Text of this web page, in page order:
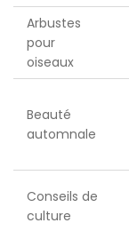
Arbustes
pour
oiseaux
Beauté
automnale
Conseils de
culture